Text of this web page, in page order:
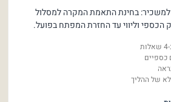
בחינת התאמת המקרה למסלול
הכספי וליווי עד החזרת המפתח בפועל.
כספיים
של ההליך